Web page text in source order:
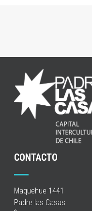
CONTACTO
Maquehue 1441
Padre las Casas